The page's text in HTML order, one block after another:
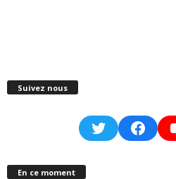
Suivez nous
Twitter
En ce moment